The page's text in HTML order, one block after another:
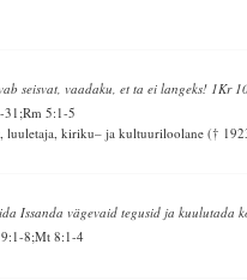
seisvat, vaadaku, et ta ei langeks! 1Kr
31;Rm 5:1-5
luuletaja, kiriku– ja kultuuriloolane (†
Issanda vägevaid tegusid ja kuulutada
8;Mt 8:1-4